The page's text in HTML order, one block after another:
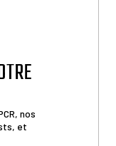
nos
et